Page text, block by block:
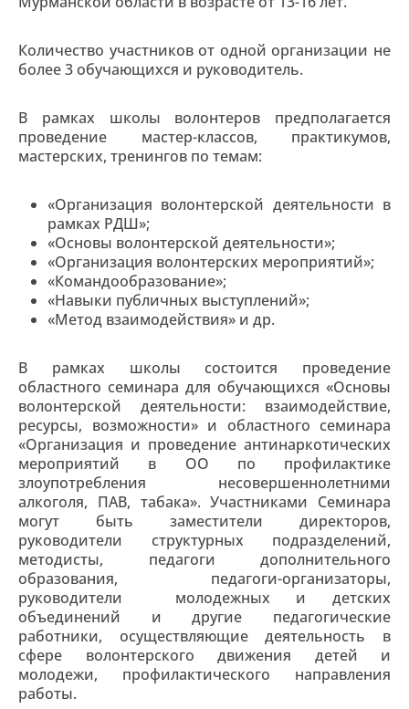
Количество участников от одной организации не
более 3 обучающихся и руководитель.
В рамках школы волонтеров предполагается
проведение мастер-классов, практикумов,
мастерских, тренингов по темам:
«Организация волонтерской деятельности в
рамках РДШ»;
«Основы волонтерской деятельности»;
«Организация волонтерских мероприятий»;
«Командообразование»;
«Навыки публичных выступлений»;
«Метод взаимодействия» и др.
В рамках школы состоится проведение
областного семинара для обучающихся «Основы
волонтерской деятельности: взаимодействие,
ресурсы, возможности» и областного семинара
«Организация и проведение антинаркотических
мероприятий в ОО по профилактике
злоупотребления несовершеннолетними
алкоголя, ПАВ, табака». Участниками Семинара
могут быть заместители директоров,
руководители структурных подразделений,
методисты, педагоги дополнительного
образования, педагоги-организаторы,
руководители молодежных и детских
объединений и другие педагогические
работники, осуществляющие деятельность в
сфере волонтерского движения детей и
молодежи, профилактического направления
работы.